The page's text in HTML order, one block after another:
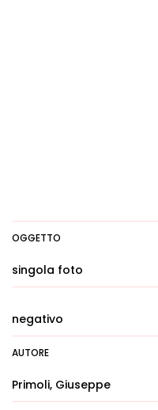
OGGETTO
singola foto
negativo
AUTORE
Primoli, Giuseppe